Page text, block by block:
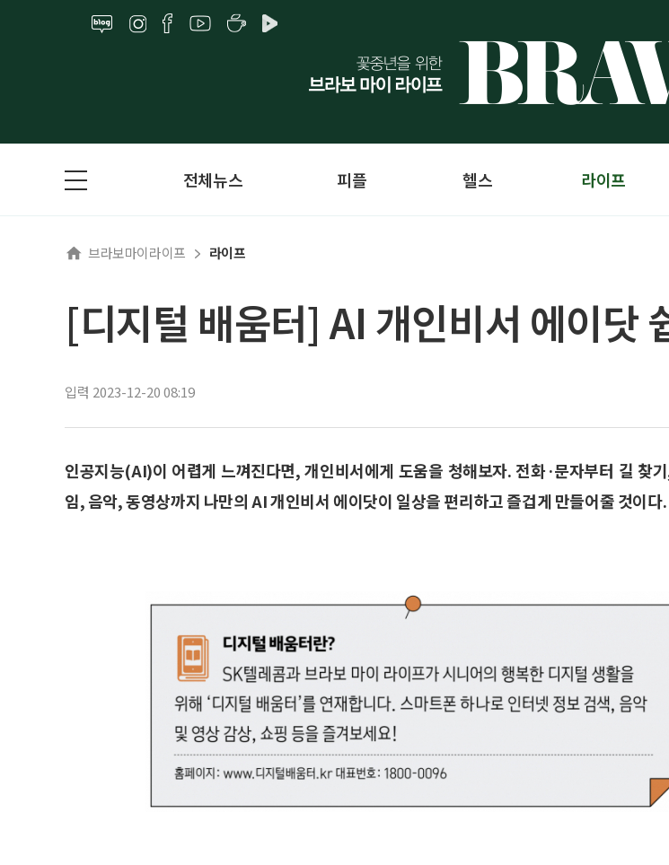
전체뉴스 피플 헬스 라이프
브라보마이라이프 라이프
[디지털 배움터] AI 개인비서 에이닷
입력 2023-12-20 08:19
인공지능(AI)이 어렵게 느껴진다면, 개인비서에게 도움을 청해보자. 전화·문자부터 길 찾
임, 음악, 동영상까지 나만의 AI 개인비서 에이닷이 일상을 편리하고 즐겁게 만들어줄 것이다.